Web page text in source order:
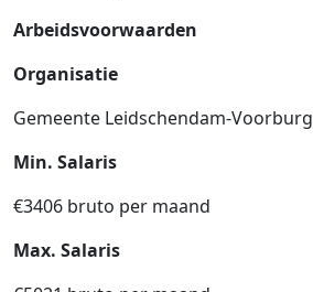
Arbeidsvoorwaarden
Organisatie
Gemeente Leidschendam-Voorburg
Min. Salaris
€3406 bruto per maand
Max. Salaris